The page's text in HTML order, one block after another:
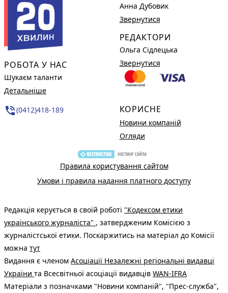
РОБОТА У НАС
Шукаєм таланти
Детальніше
phone_in_talk(0412)418-189
Анна Дубовик
Звернутися
РЕДАКТОРИ
Ольга Сідлецька
Звернутися
КОРИСНЕ
Новини компаній
Огляди
Правила користування сайтом
Умови і правила надання платного доступу
Редакція керується в своїй роботі "Кодексом етики
українського журналіста" , затвердженим Комісією з
журналістської етики. Поскаржитись на матеріал до Комісії
можна тут
Видання є членом Асоціації Незалежні регіональні видавці
України та Всесвітньої асоціації видавців WAN-IFRA
Матеріали з позначками "Новини компаній", "Прес-служба",